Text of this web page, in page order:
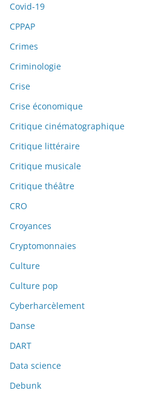
Covid-19
CPPAP
Crimes
Criminologie
Crise
Crise économique
Critique cinématographique
Critique littéraire
Critique musicale
Critique théâtre
CRO
Croyances
Cryptomonnaies
Culture
Culture pop
Cyberharcèlement
Danse
DART
Data science
Debunk